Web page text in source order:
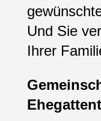
Und Sie
Ihrer